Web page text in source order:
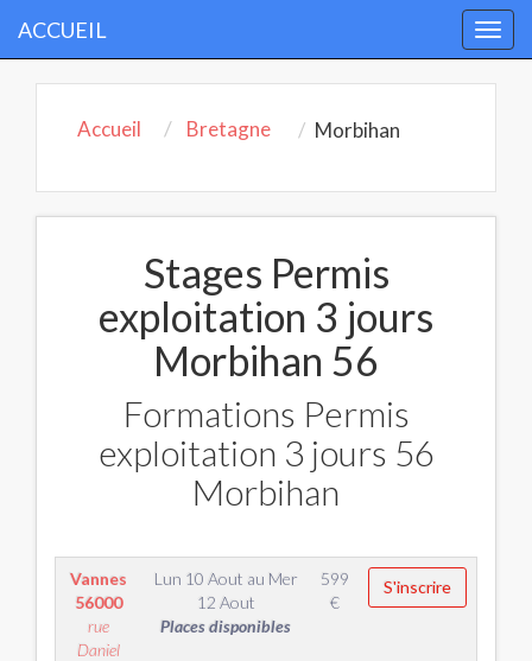
ACCUEIL
Accueil Bretagne Morbihan
Stages Permis
exploitation 3 jours
Morbihan 56
Formations Permis
exploitation 3 jours 56
Morbihan
Vannes
56000
rue
Daniel
Lun 10 Aout au Mer
12 Aout
Places disponibles
599
€
S'inscrire